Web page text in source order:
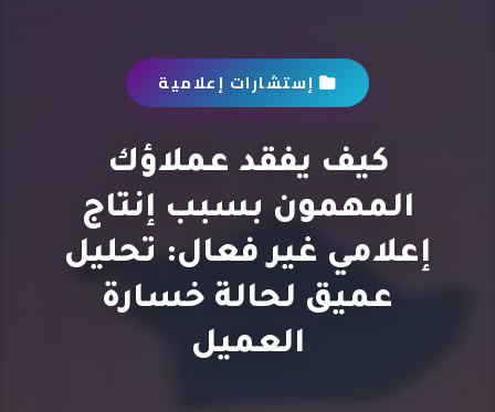
إستشارات إعلامية
كيف يفقد عملاؤك
المهمون بسبب إنتاج
إعلامي غير فعال: تحليل
عميق لحالة خسارة
العميل